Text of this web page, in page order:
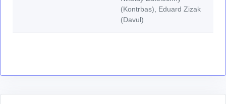
(Kontrbas), Eduard Zizak
(Davul)